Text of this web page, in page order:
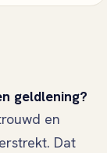
geldlening?
en
Dat